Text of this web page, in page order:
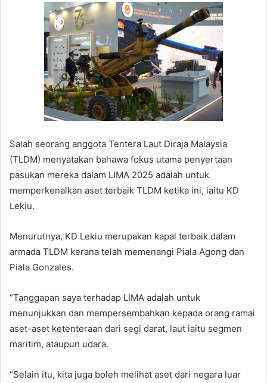
Salah seorang anggota Tentera Laut Diraja Malaysia
(TLDM) menyatakan bahawa fokus utama penyertaan
pasukan mereka dalam LIMA 2025 adalah untuk
memperkenalkan aset terbaik TLDM ketika ini, iaitu KD
Lekiu.
Menurutnya, KD Lekiu merupakan kapal terbaik dalam
armada TLDM kerana telah memenangi Piala Agong dan
Piala Gonzales.
“Tanggapan saya terhadap LIMA adalah untuk
menunjukkan dan mempersembahkan kepada orang ramai
aset-aset ketenteraan dari segi darat, laut iaitu segmen
maritim, ataupun udara.
“Selain itu, kita juga boleh melihat aset dari negara luar